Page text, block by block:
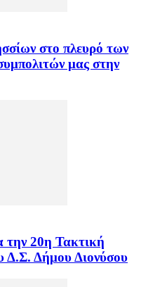
στο πλευρό των
μας στην
την 20η Τακτική
Δ.Σ. Δήμου Διονύσου